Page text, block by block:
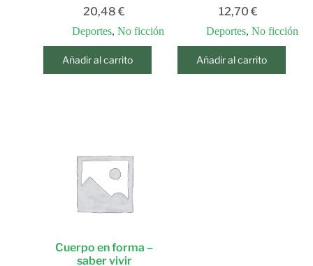
20,48 €
Deportes, No ficción
Añadir al carrito
12,70 €
Deportes, No ficción
Añadir al carrito
Cuerpo en forma –
saber vivir